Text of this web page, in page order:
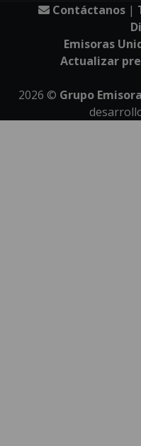
Contáctanos|
Emisoras
Actualizar
2026 © Grupo